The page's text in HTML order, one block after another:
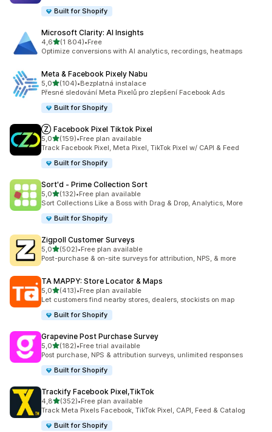
Built for Shopify
Microsoft Clarity: AI Insights
4,6z 5 hvězd
(1 804)
Celkový počet recenzí: 1804
•Free
Optimize conversions with AI analytics, recordings, heatmaps
Meta & Facebook Pixely Nabu
5,0z 5 hvězd
(104)
Celkový počet recenzí: 104
•Bezplatná instalace
Přesné sledování Meta Pixelů pro zlepšení Facebook Ads
Built for Shopify
Ⓩ Facebook Pixel Tiktok Pixel
5,0z 5 hvězd
(159)
Celkový počet recenzí: 159
•Free plan available
Track Facebook Pixel, Meta Pixel, TikTok Pixel w/ CAPI & Feed
Built for Shopify
Sort'd ‑ Prime Collection Sort
5,0z 5 hvězd
(132)
Celkový počet recenzí: 132
•Free plan available
Sort Collections Like a Boss with Drag & Drop, Analytics, More
Built for Shopify
Zigpoll Customer Surveys
5,0z 5 hvězd
(502)
Celkový počet recenzí: 502
•Free plan available
Post-purchase & on-site surveys for attribution, NPS, & more
TA MAPPY: Store Locator & Maps
5,0z 5 hvězd
(413)
Celkový počet recenzí: 413
•Free plan available
Let customers find nearby stores, dealers, stockists on map
Built for Shopify
Grapevine Post Purchase Survey
5,0z 5 hvězd
(182)
Celkový počet recenzí: 182
•Free trial available
Post purchase, NPS & attribution surveys, unlimited responses
Built for Shopify
Trackify Facebook Pixel,TikTok
4,8z 5 hvězd
(352)
Celkový počet recenzí: 352
•Free plan available
Track Meta Pixels Facebook, TikTok Pixel, CAPI, Feed & Catalog
Built for Shopify